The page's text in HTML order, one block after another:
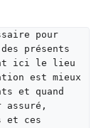
pour
présents
ici le lieu
est mieux
et quand
assuré,
et ces